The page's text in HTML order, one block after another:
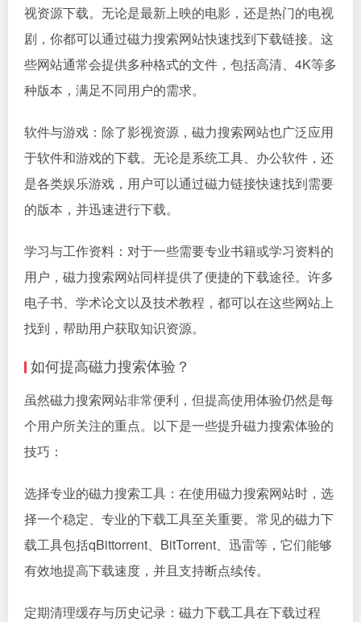
视资源下载。无论是最新上映的电影，还是热门的电视
剧，你都可以通过磁力搜索网站快速找到下载链接。这
些网站通常会提供多种格式的文件，包括高清、4K等多
种版本，满足不同用户的需求。
软件与游戏：除了影视资源，磁力搜索网站也广泛应用
于软件和游戏的下载。无论是系统工具、办公软件，还
是各类娱乐游戏，用户可以通过磁力链接快速找到需要
的版本，并迅速进行下载。
学习与工作资料：对于一些需要专业书籍或学习资料的
用户，磁力搜索网站同样提供了便捷的下载途径。许多
电子书、学术论文以及技术教程，都可以在这些网站上
找到，帮助用户获取知识资源。
如何提高磁力搜索体验？
虽然磁力搜索网站非常便利，但提高使用体验仍然是每
个用户所关注的重点。以下是一些提升磁力搜索体验的
技巧：
选择专业的磁力搜索工具：在使用磁力搜索网站时，选
择一个稳定、专业的下载工具至关重要。常见的磁力下
载工具包括qBittorrent、BitTorrent、迅雷等，它们能够
有效地提高下载速度，并且支持断点续传。
定期清理缓存与历史记录：磁力下载工具在下载过程